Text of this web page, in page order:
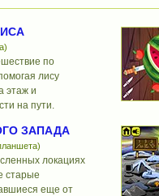
по
лису
этаж и
на пути.
ЗАПАДА
локациях
старые
еще от